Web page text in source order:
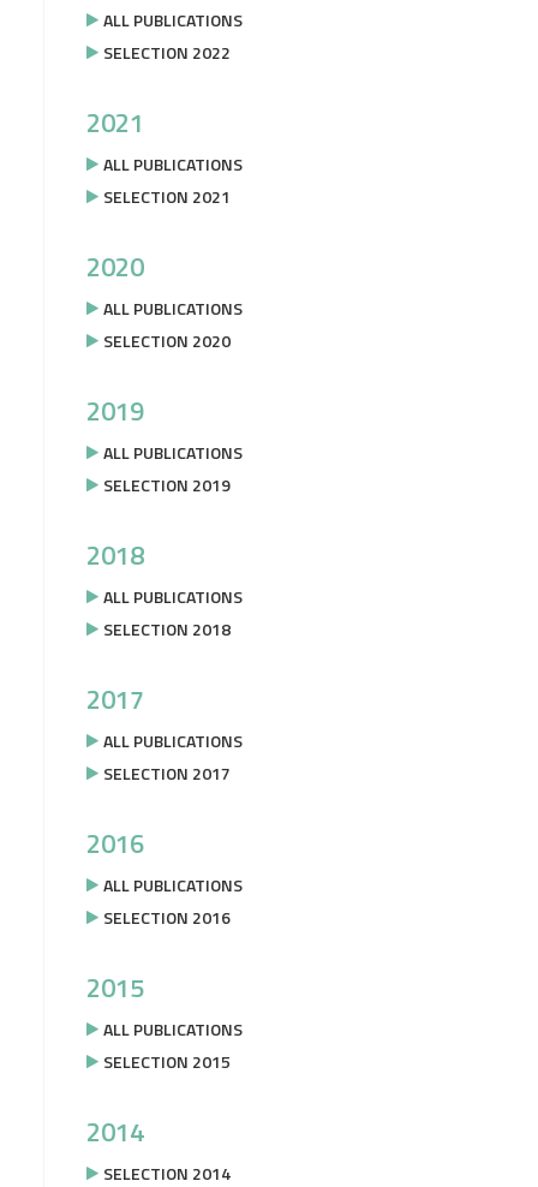
ALL PUBLICATIONS
SELECTION 2022
2021
ALL PUBLICATIONS
SELECTION 2021
2020
ALL PUBLICATIONS
SELECTION 2020
2019
ALL PUBLICATIONS
SELECTION 2019
2018
ALL PUBLICATIONS
SELECTION 2018
2017
ALL PUBLICATIONS
SELECTION 2017
2016
ALL PUBLICATIONS
SELECTION 2016
2015
ALL PUBLICATIONS
SELECTION 2015
2014
SELECTION 2014